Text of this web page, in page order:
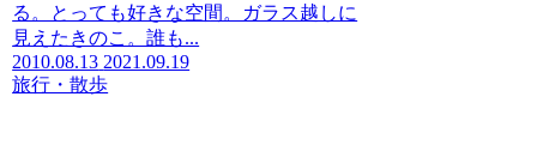
る。とっても好きな空間。ガラス越しに
見えたきのこ。誰も...
2010.08.13 2021.09.19
旅行・散歩